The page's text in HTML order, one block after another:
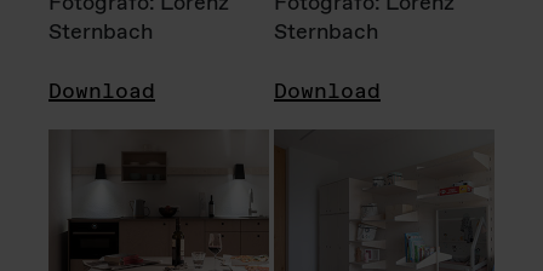
Sternbach
Download
Sternbach
Download